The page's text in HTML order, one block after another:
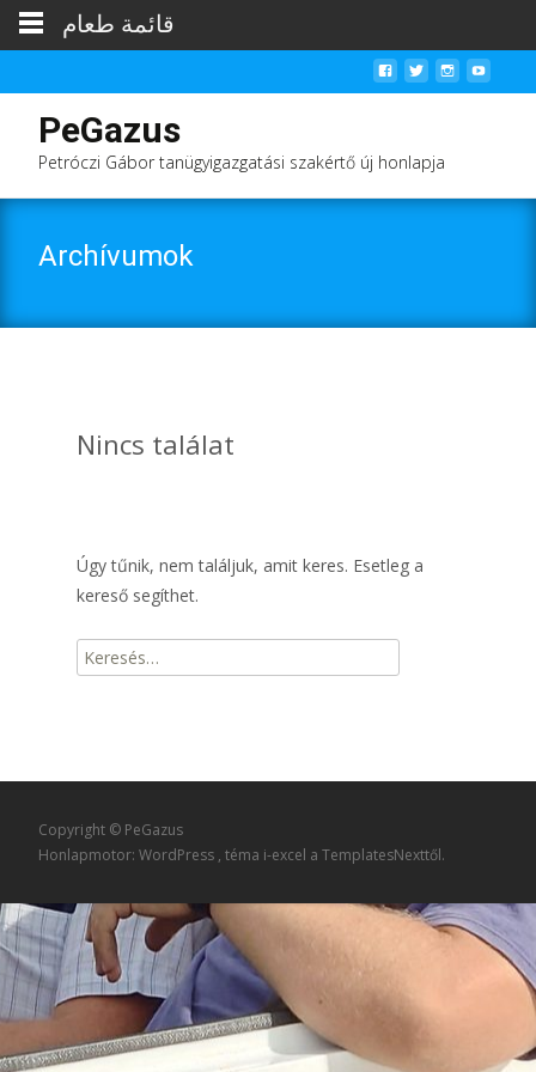
PeGazus
Petróczi Gábor tanügyigazgatási szakértő új honlapja
Archívumok
Nincs találat
Úgy tűnik, nem találjuk, amit keres. Esetleg a
kereső segíthet.
Keresés
erre:
Copyright © PeGazus
Honlapmotor: WordPress , téma i-excel a TemplatesNexttől.
قائمة طعام